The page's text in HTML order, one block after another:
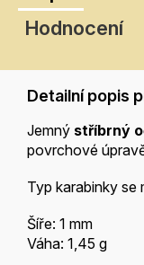
Hodnocení
Detailní popis
Jemný stříbrný
povrchové
Typ karabinky se
Šíře: 1 mm
Váha: 1,45 g